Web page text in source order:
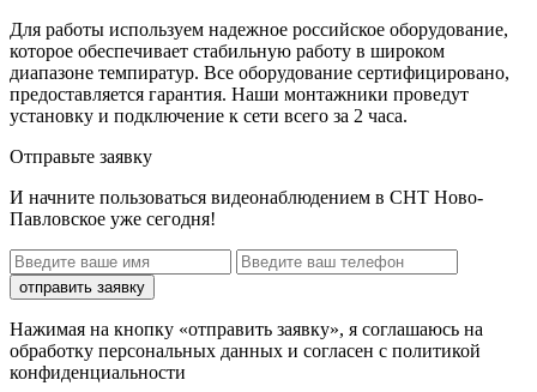
Для работы используем надежное российское оборудование,
которое обеспечивает стабильную работу в широком
диапазоне темпиратур. Все оборудование сертифицировано,
предоставляется гарантия. Наши монтажники проведут
установку и подключение к сети всего за 2 часа.
Отправьте заявку
И начните пользоваться видеонаблюдением в СНТ Ново-
Павловское уже сегодня!
отправить заявку
Нажимая на кнопку «отправить заявку», я соглашаюсь на
обработку персональных данных и согласен с политикой
конфиденциальности